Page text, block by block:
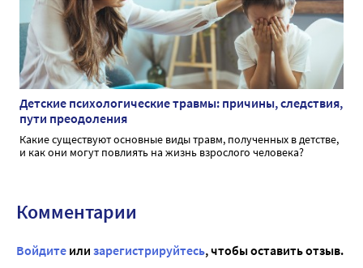
Детские психологические травмы: причины, следствия,
пути преодоления
Какие существуют основные виды травм, полученных в детстве,
и как они могут повлиять на жизнь взрослого человека?
Комментарии
Войдите или зарегистрируйтесь, чтобы оставить отзыв.